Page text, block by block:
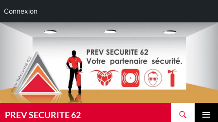
Connexion
Aller
PREV SECURITE 62